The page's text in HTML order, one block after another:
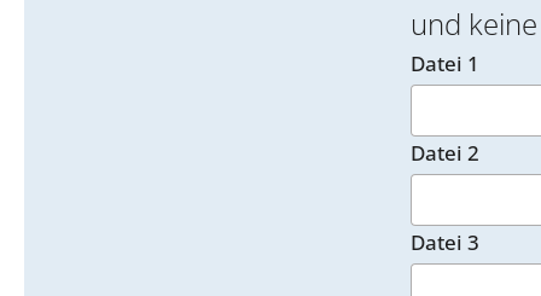
und
Datei 1
Datei 2
Datei 3